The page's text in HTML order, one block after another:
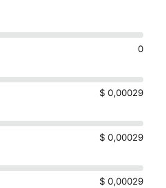
0
$ 0,00029
$ 0,00029
$ 0,00029